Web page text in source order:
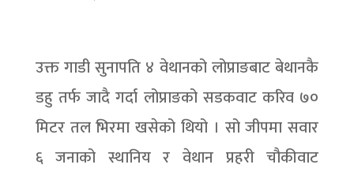
उक्त गाडी सुनापति ४ वेथानको लोप्राङबाट बेथानकै
डहु तर्फ जादै गर्दा लोप्राङको सडकवाट करिव ७०
मिटर तल भिरमा खसेको थियो । सो जीपमा सवार
६ जनाको स्थानिय र वेथान प्रहरी चौकीवाट